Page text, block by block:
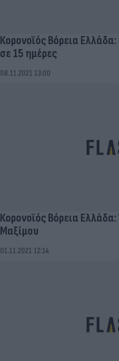
Κορονοϊός Βόρεια
σε 15 ημέρες
08.11.2021 13:00
Κορονοϊός Βόρεια
Μαξίμου
01.11.2021 12:14